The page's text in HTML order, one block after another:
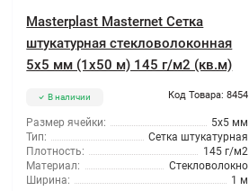
Masterplast Masternet Сетка
штукатурная стекловолоконная
5x5 мм (1x50 м) 145 г/м2 (кв.м)
В наличии Код Товара: 8454
Размер ячейки:
5x5 мм
Тип:
Сетка штукатурная
Плотность:
145 г/м2
Материал:
Стекловолокно
Ширина:
1 м